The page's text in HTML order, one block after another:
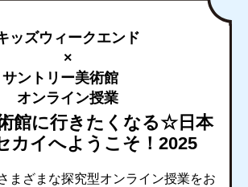
ッズウィークエンド
×
サントリー美術館
オンライン授業
館に行きたくなる☆日本
カイへようこそ！2025
まざまな探究型オンライン授業をお